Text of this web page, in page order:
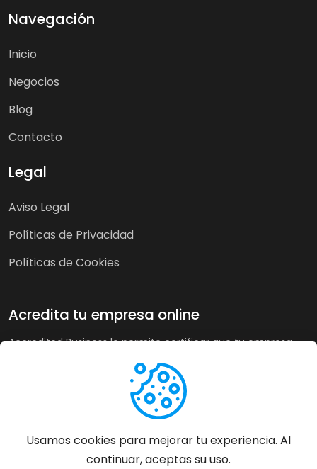
Navegación
Inicio
Negocios
Blog
Contacto
Legal
Aviso Legal
Políticas de Privacidad
Políticas de Cookies
Acredita tu empresa online
Accredited Business le permite certificar que tu empresa
calidad. A su vez, en tiendas online puede recoger la opinión
de sus clientes de forma imparcial y acreditar su buen
servicio a los clientes de forma automática incrementando
Más información
Usamos cookies para mejorar tu experiencia. Al
continuar, aceptas su uso.